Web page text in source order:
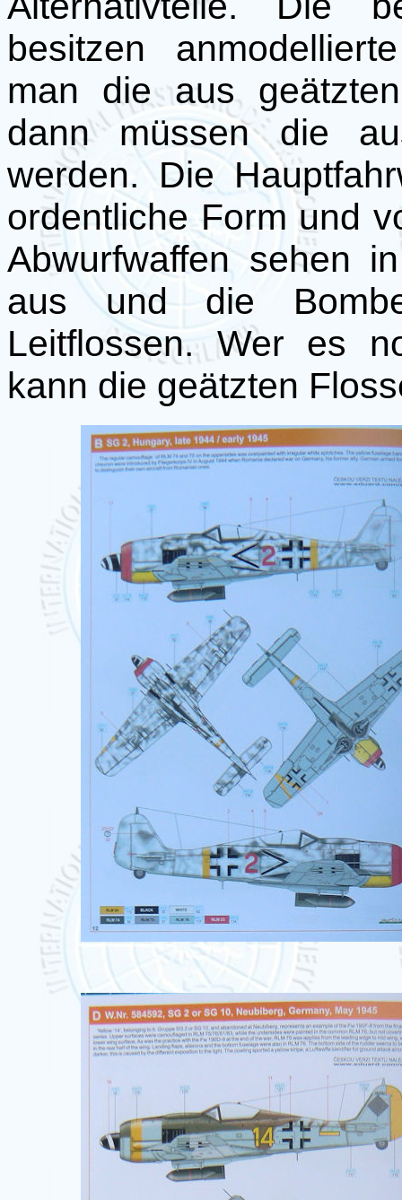
besitzen
man die aus
dann müssen die
werden. Die
ordentliche Form und
Abwurfwaffen sehen
aus und die
Leitflossen. Wer es
kann die geätzten